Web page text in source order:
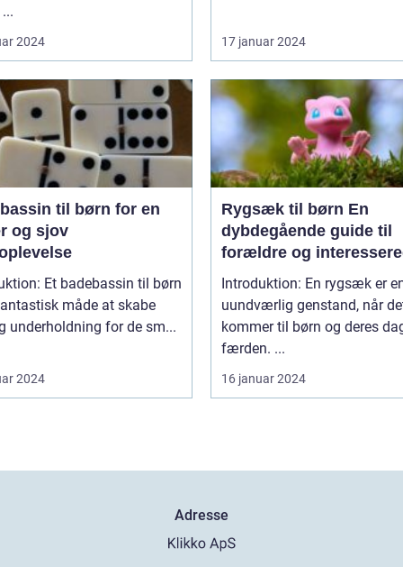
2024 17 januar 2024
til børn for en
og sjov
til børn
måde at skabe
underholdning for de sm...
2024
Rygsæk til børn En
dybdegående guide til
forældre og
Introduktion: En rygsæk er
uundværlig genstand, når
kommer til børn og deres
færden. ...
16 januar 2024
Adresse